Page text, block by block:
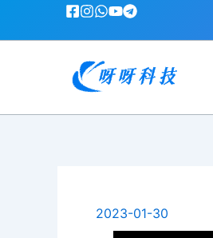
容
2023-01-30